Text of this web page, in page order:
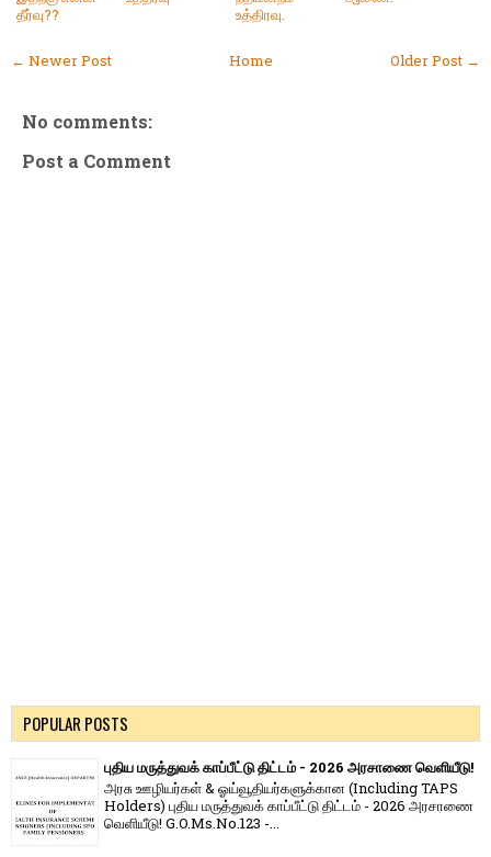
தீர்வு??
உத்திரவு.
← Newer Post Older Post →
Home
No comments:
Post a Comment
POPULAR POSTS
புதிய மருத்துவக் காப்பீட்டு திட்டம் - 2026 அரசாணை வெளியீடு!
அரசு ஊழியர்கள் & ஓய்வூதியர்களுக்கான (Including TAPS
Holders) புதிய மருத்துவக் காப்பீட்டு திட்டம் - 2026 அரசாணை
வெளியீடு! G.O.Ms.No.123 -...